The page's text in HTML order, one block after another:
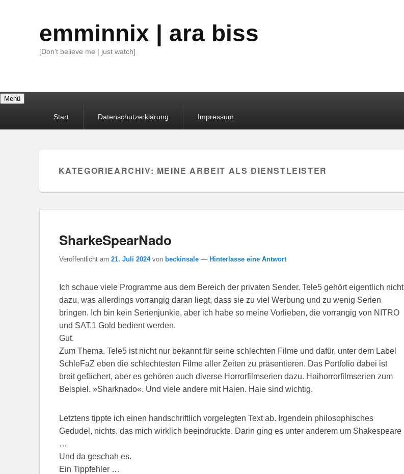
emminnix | ara biss
[Don't believe me | just watch]
Menü
Start Datenschutzerklärung Impressum
KATEGORIEARCHIV: MEINE ARBEIT ALS DIENSTLEISTER
SharkeSpearNado
Veröffentlicht am 21. Juli 2024 von beckinsale — Hinterlasse eine Antwort
Ich schaue viele Programme aus dem Bereich der privaten Sender. Tele5 gehört eigentlich nicht
dazu, was allerdings vorrangig daran liegt, dass sie zu viel Werbung und zu wenig Serien
bringen. Ich bin kein Serienjunkie, aber ich habe so meine Vorlieben, die vorrangig von NITRO
und SAT.1 Gold bedient werden.
Gut.
Zum Thema. Tele5 ist nicht nur bekannt für seine schlechten Filme und dafür, unter dem Label
SchleFaZ eben die schlechtesten Filme aller Zeiten zu präsentieren. Das Portfolio dabei ist
breit gefächert, aber es gehören auch diverse Horrorfilmserien dazu. Haihorrorfilmserien zum
Beispiel. »Sharknado«. Und viele andere mit Haien. Haie sind wichtig.
Letztens tippte ich einen handschriftlich vorgelegten Text ab. Irgendein philosophisches
Gedudel, nichts, das mich wirklich beeindruckte. Darin ging es unter anderem um Shakespeare
…
Und da geschah es.
Ein Tippfehler …